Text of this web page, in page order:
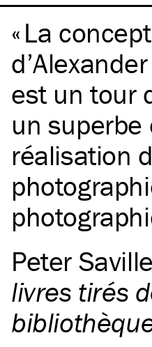
La
est un tour
un superbe
réalisation
Peter Saville
livres tirés